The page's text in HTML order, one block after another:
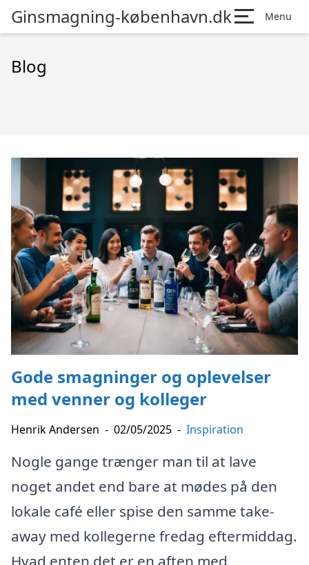
Ginsmagning-københavn.dk Menu
Blog
Gode smagninger og oplevelser
med venner og kolleger
Henrik Andersen - 02/05/2025 - Inspiration
Nogle gange trænger man til at lave
noget andet end bare at mødes på den
lokale café eller spise den samme take-
away med kollegerne fredag eftermiddag.